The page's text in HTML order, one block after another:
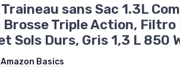
sans Sac 1.3L
Triple Action, Filtro
Sols Durs, Gris 1,3 L 850
Amazon Basics